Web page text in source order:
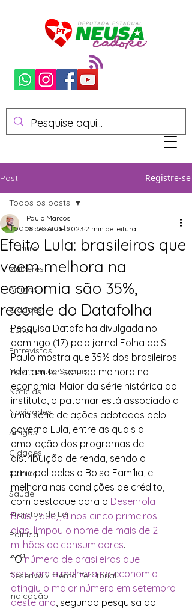
Post Registre-se
Todos os posts
Cultura
Mulheres
Artigos
Cidades
Cultura
Entrevistas
Movimentos Sociais
Notícias
Novidades
Artigos
Cidades
Cultura
Saúde
Projetos de Lei
Política
Lula
Desenvolvimento Territorial
Indicação
Todos os posts
Efeito Lula: brasileiros que
veem melhora na
economia são 35%,
recorde do Datafolha
Paulo Marcos
18 de set. de 2023 2 min de leitura
Pesquisa Datafolha divulgada no
domingo (17) pelo jornal Folha de S.
Paulo mostra que 35% dos brasileiros
relatam ter sentido melhora na
economia. Maior da série histórica do
instituto, o patamar está associado a
uma série de ações adotadas pelo
governo Lula, entre as quais a
ampliação dos programas de
distribuição de renda, sendo o
principal deles o Bolsa Família, e
melhora nas condições de crédito,
com destaque para o Desenrola
Brasil, que, já nos cinco primeiros
dias, limpou o nome de mais de 2
milhões de consumidores.
“O número de brasileiros que
sentiram a melhora na economia
atingiu o maior número em setembro
deste ano, segundo pesquisa do